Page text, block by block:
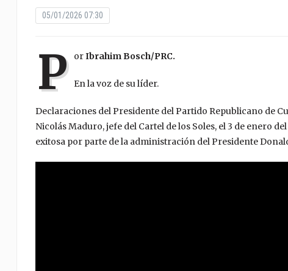
05/01/2026 07:30
P orIbrahim Bosch/PRC.
En la voz de su líder.
Declaraciones del Presidente del Partido Republicano de
Nicolás Maduro, jefe del Cartel de los Soles, el 3 de enero
exitosa por parte de la administración del Presidente